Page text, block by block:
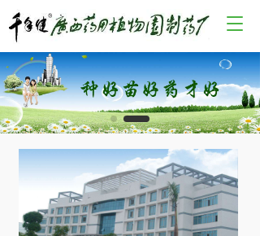
T
g
g
l
e
n
a
v
i
g
t